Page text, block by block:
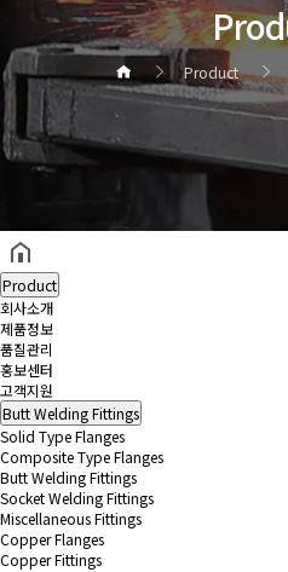
Product
헤더설정
Product
회사소개
제품정보
품질관리
홍보센터
고객지원
Butt Welding Fittings
Solid Type Flanges
Composite Type Flanges
Butt Welding Fittings
Socket Welding Fittings
Miscellaneous Fittings
Copper Flanges
Copper Fittings